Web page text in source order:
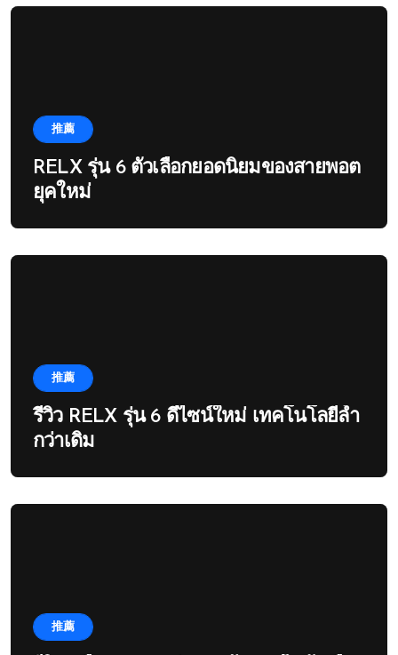
推薦
RELX รุ่น 6 ตัวเลือกยอดนิยมของสายพอต
ยุคใหม่
推薦
รีวิว RELX รุ่น 6 ดีไซน์ใหม่ เทคโนโลยีล้ำ
กว่าเดิม
推薦